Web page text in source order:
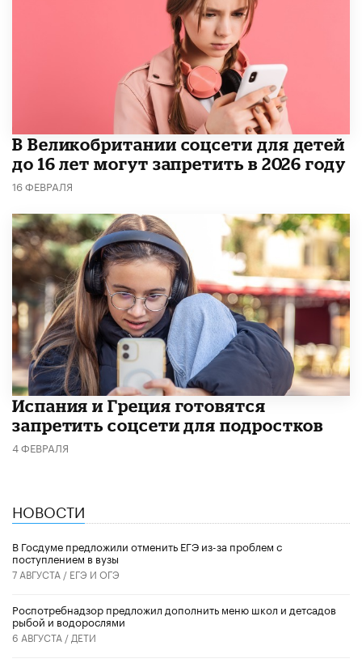
В Великобритании соцсети для детей
до 16 лет могут запретить в 2026 году
16 ФЕВРАЛЯ
Испания и Греция готовятся
запретить соцсети для подростков
4 ФЕВРАЛЯ
НОВОСТИ
В Госдуме предложили отменить ЕГЭ из-за проблем с
поступлением в вузы
7 АВГУСТА / ЕГЭ И ОГЭ
Роспотребнадзор предложил дополнить меню школ и детсадов
рыбой и водорослями
6 АВГУСТА / ДЕТИ